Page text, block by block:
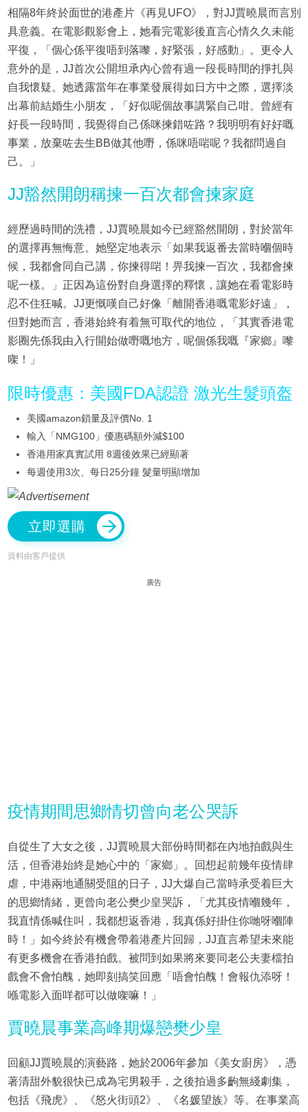
相隔8年終於面世的港產片《再見UFO》，對JJ賈曉晨而言別
具意義。在電影觀影會上，她看完電影後直言心情久久未能
平復，「個心係平復唔到落嚟，好緊張，好感動」。更令人
意外的是，JJ首次公開坦承內心曾有過一段長時間的掙扎與
自我懷疑。她透露當年在事業發展得如日方中之際，選擇淡
出幕前結婚生小朋友，「好似呢個故事講緊自己咁。曾經有
好長一段時間，我覺得自己係咪揀錯咗路？我明明有好好嘅
事業，放棄咗去生BB做其他嘢，係咪唔啱呢？我都問過自
己。」
JJ豁然開朗稱揀一百次都會揀家庭
經歷過時間的洗禮，JJ賈曉晨如今已經豁然開朗，對於當年
的選擇再無悔意。她堅定地表示「如果我返番去當時嗰個時
候，我都會同自己講，你揀得啱！畀我揀一百次，我都會揀
呢一樣。」正因為這份對自身選擇的釋懷，讓她在看電影時
忍不住狂喊。JJ更慨嘆自己好像「離開香港嘅電影好遠」，
但對她而言，香港始終有着無可取代的地位，「其實香港電
影圈先係我由入行開始做嘢嘅地方，呢個係我嘅『家鄉』嚟
㗎！」
限時優惠：美國FDA認證 激光生髮頭盔
美國amazon鎖量及評價No. 1
輸入「NMG100」優惠碼額外減$100
香港用家真實試用 8週後效果已經顯著
每週使用3次、每日25分鐘 髮量明顯增加
立即選購
資料由客戶提供
廣告
疫情期間思鄉情切曾向老公哭訴
自從生了大女之後，JJ賈曉晨大部份時間都在內地拍戲與生
活，但香港始終是她心中的「家鄉」。回想起前幾年疫情肆
虐，中港兩地通關受阻的日子，JJ大爆自己當時承受着巨大
的思鄉情緒，更曾向老公樊少皇哭訴，「尤其疫情嗰幾年，
我直情係喊住叫，我都想返香港，我真係好掛住你哋呀嗰陣
時！」如今終於有機會帶着港產片回歸，JJ直言希望未來能
有更多機會在香港拍戲。被問到如果將來要同老公夫妻檔拍
戲會不會怕醜，她即刻搞笑回應「唔會怕醜！會報仇添呀！
喺電影入面咩都可以做㗎嘛！」
賈曉晨事業高峰期爆戀樊少皇
回顧JJ賈曉晨的演藝路，她於2006年參加《美女廚房》，憑
著清甜外貌很快已成為宅男殺手，之後拍過多齣無綫劇集，
包括《飛虎》、《怒火街頭2》、《名媛望族》等。在事業高